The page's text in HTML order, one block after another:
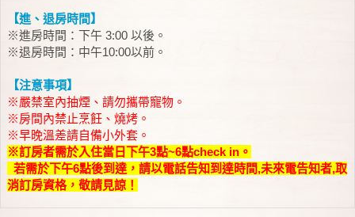
【進、退房時間】
※進房時間：下午 3:00 以後。
※退房時間：中午10:00以前。
【注意事項】
※嚴禁室內抽煙、請勿攜帶寵物。
※房間內禁止烹飪、燒烤。
※早晚溫差請自備小外套。
※訂房者需於入住當日下午3點~6點check in。
若需於下午6點後到達，請以電話告知到達時間,未來電告知者,取
消訂房資格，敬請見諒！